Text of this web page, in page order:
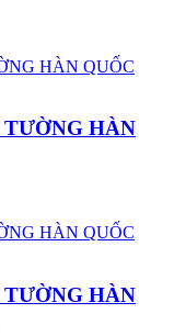
HÀN
HÀN